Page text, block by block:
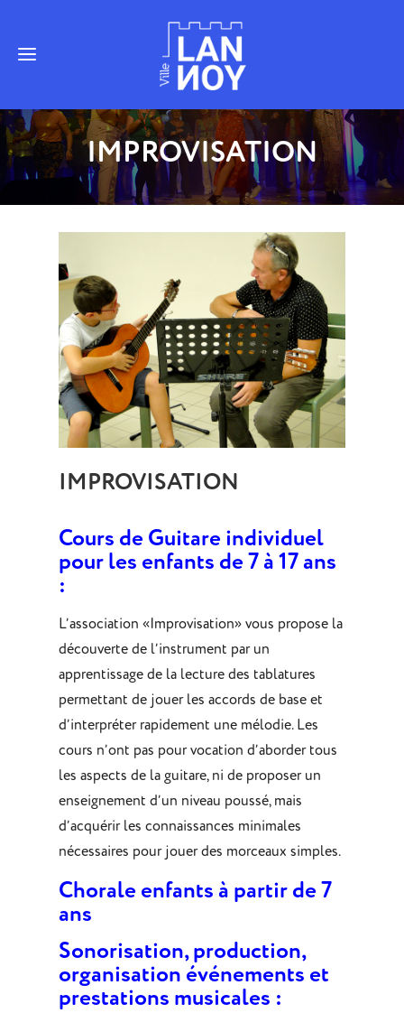
IMPROVISATION
IMPROVISATION
Cours de Guitare individuel
pour les enfants de 7 à 17 ans
:
L’association «Improvisation» vous propose la
découverte de l’instrument par un
apprentissage de la lecture des tablatures
permettant de jouer les accords de base et
d’interpréter rapidement une mélodie. Les
cours n’ont pas pour vocation d’aborder tous
les aspects de la guitare, ni de proposer un
enseignement d’un niveau poussé, mais
d’acquérir les connaissances minimales
nécessaires pour jouer des morceaux simples.
Chorale enfants à partir de 7
ans
Sonorisation, production,
organisation événements et
prestations musicales :